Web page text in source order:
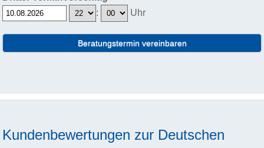
:
Uhr
Beratungstermin vereinbaren
Kundenbewertungen zur Deutschen